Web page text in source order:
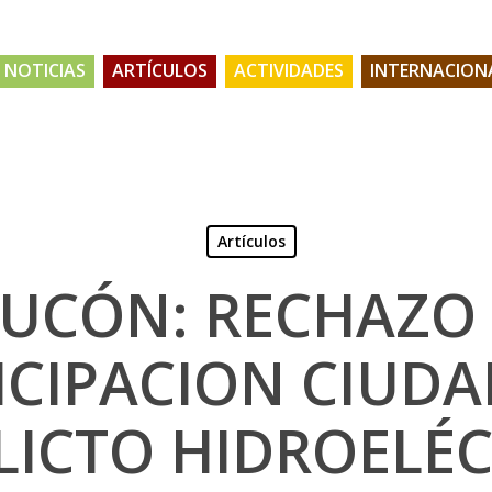
NOTICIAS ARTÍCULOS ACTIVIDADES
Artículos